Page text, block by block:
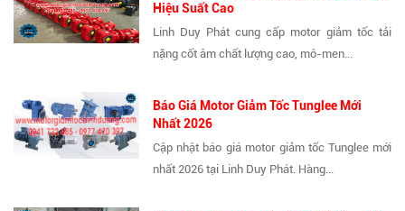
Hiệu Suất Cao
Linh Duy Phát cung cấp motor giảm tốc tải
nặng cốt âm chất lượng cao, mô-men...
Báo Giá Motor Giảm Tốc Tunglee Mới
Nhất 2026
Cập nhật báo giá motor giảm tốc Tunglee mới
nhất 2026 tại Linh Duy Phát. Hàng...